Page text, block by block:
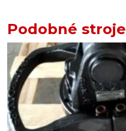
Podobné stroje